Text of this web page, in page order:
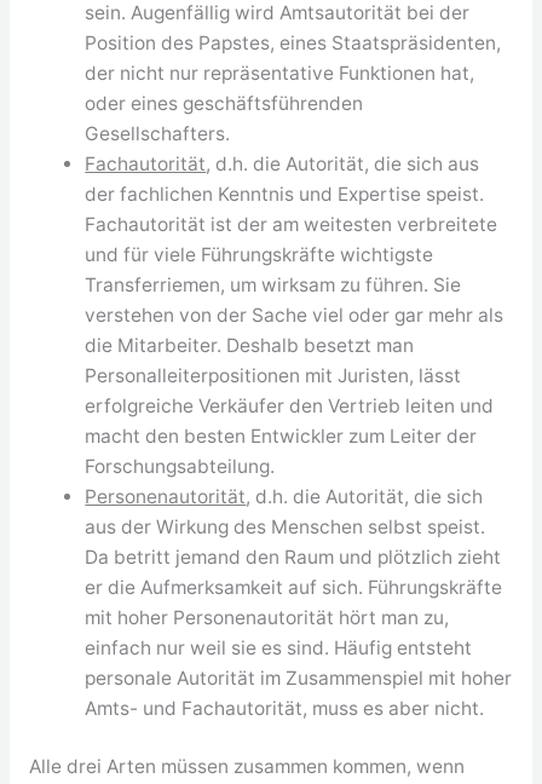
sein. Augenfällig wird Amtsautorität bei der
Position des Papstes, eines Staatspräsidenten,
der nicht nur repräsentative Funktionen hat,
oder eines geschäftsführenden
Gesellschafters.
Fachautorität, d.h. die Autorität, die sich aus
der fachlichen Kenntnis und Expertise speist.
Fachautorität ist der am weitesten verbreitete
und für viele Führungskräfte wichtigste
Transferriemen, um wirksam zu führen. Sie
verstehen von der Sache viel oder gar mehr als
die Mitarbeiter. Deshalb besetzt man
Personalleiterpositionen mit Juristen, lässt
erfolgreiche Verkäufer den Vertrieb leiten und
macht den besten Entwickler zum Leiter der
Forschungsabteilung.
Personenautorität, d.h. die Autorität, die sich
aus der Wirkung des Menschen selbst speist.
Da betritt jemand den Raum und plötzlich zieht
er die Aufmerksamkeit auf sich. Führungskräfte
mit hoher Personenautorität hört man zu,
einfach nur weil sie es sind. Häufig entsteht
personale Autorität im Zusammenspiel mit hoher
Amts- und Fachautorität, muss es aber nicht.
Alle drei Arten müssen zusammen kommen, wenn